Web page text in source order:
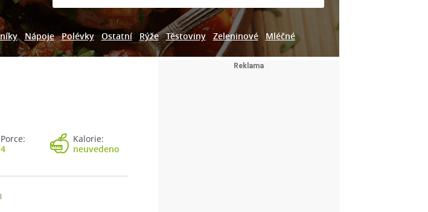
Nápoje Polévky Ostatní Rýže Těstoviny Zeleninové Mléčné
Porce:
4
Kalorie:
neuvedeno